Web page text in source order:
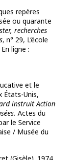
repères
ou quarante
recherches
, n° 29, L’école
ligne :
et le
États-Unis,
instruit Action
Actes du
le Service
/ Musée du